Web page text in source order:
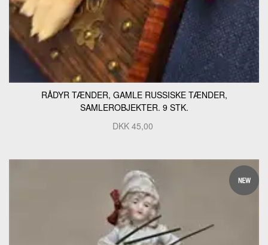
RÅDYR TÆNDER, GAMLE RUSSISKE TÆNDER,
SAMLEROBJEKTER. 9 STK.
DKK 45,00